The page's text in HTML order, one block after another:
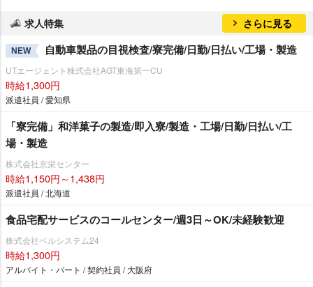
求人特集 さらに見る
NEW 自動車製品の目視検査/寮完備/日勤/日払い/工場・製造
UTエージェント株式会社AGT東海第一CU
時給1,300円
派遣社員 / 愛知県
「寮完備」和洋菓子の製造/即入寮/製造・工場/日勤/日払い/工
場・製造
株式会社京栄センター
時給1,150円～1,438円
派遣社員 / 北海道
食品宅配サービスのコールセンター/週3日～OK/未経験歓迎
株式会社ベルシステム24
時給1,300円
アルバイト・パート / 契約社員 / 大阪府